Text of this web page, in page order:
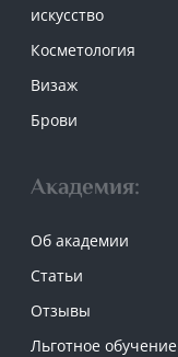
искусство
Косметология
Визаж
Брови
Академия:
Об академии
Статьи
Отзывы
Льготное обучение